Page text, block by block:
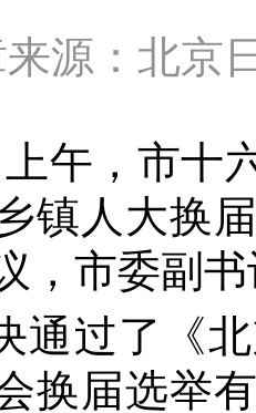
来源：北
上午，市十
镇人大换
，市委副
通过了《
换届选举